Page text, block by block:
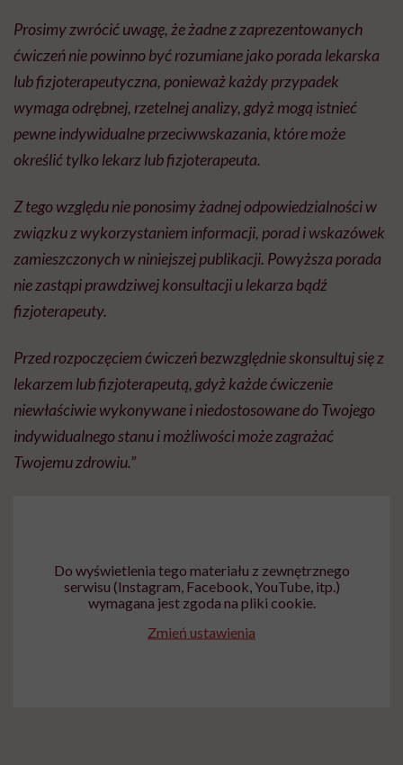
Prosimy zwrócić uwagę, że żadne z zaprezentowanych
ćwiczeń nie powinno być rozumiane jako porada lekarska
lub fizjoterapeutyczna, ponieważ każdy przypadek
wymaga odrębnej, rzetelnej analizy, gdyż mogą istnieć
pewne indywidualne przeciwwskazania, które może
określić tylko lekarz lub fizjoterapeuta.
Z tego względu nie ponosimy żadnej odpowiedzialności w
związku z wykorzystaniem informacji, porad i wskazówek
zamieszczonych w niniejszej publikacji. Powyższa porada
nie zastąpi prawdziwej konsultacji u lekarza bądź
fizjoterapeuty.
Przed rozpoczęciem ćwiczeń bezwzględnie skonsultuj się z
lekarzem lub fizjoterapeutą, gdyż każde ćwiczenie
niewłaściwie wykonywane i niedostosowane do Twojego
indywidualnego stanu i możliwości może zagrażać
Twojemu zdrowiu.”
Do wyświetlenia tego materiału z zewnętrznego
serwisu (Instagram, Facebook, YouTube, itp.)
wymagana jest zgoda na pliki cookie.
Zmień ustawienia